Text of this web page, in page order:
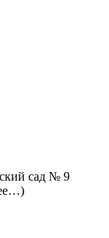
сад № 9